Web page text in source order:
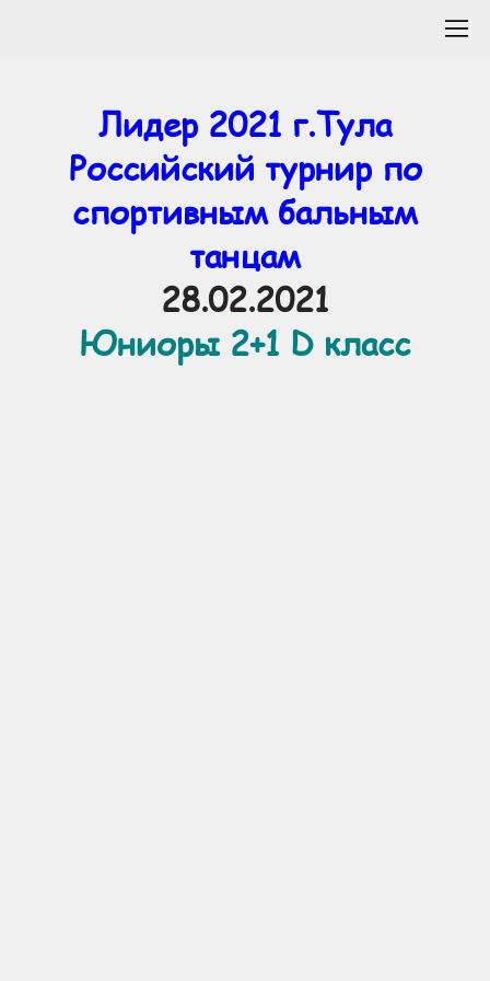
Лидер 2021 г.Тула
Российский турнир по
спортивным бальным
танцам
28.02.2021
Юниоры 2+1 D класс